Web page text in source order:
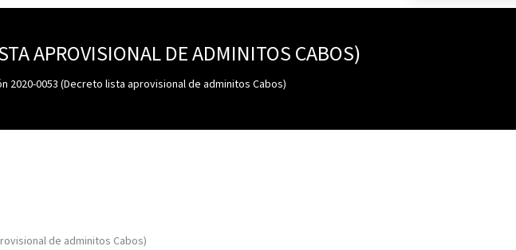
APROVISIONAL DE ADMINITOS CABOS)
2020-0053 (Decreto lista aprovisional de adminitos Cabos)
de adminitos Cabos)